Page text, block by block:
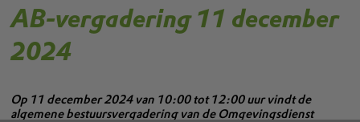
AB-vergadering 11 december
2024
Op 11 december 2024 van 10:00 tot 12:00 uur vindt de
algemene bestuursvergadering van de Omgevingsdienst